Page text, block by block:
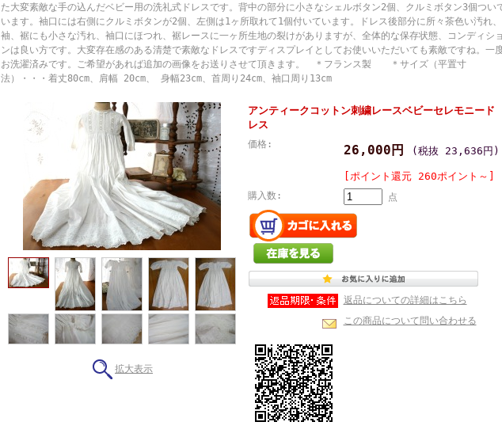
た大変素敵な手の込んだベビー用の洗礼式ドレスです。背中の部分に小さなシェルボタン2個、クルミボタン3個つい
います。袖口には右側にクルミボタンが2個、左側は1ヶ所取れて1個付いています。ドレス後部分に所々茶色い汚れ、
袖、裾にも小さな汚れ、袖口にほつれ、裾レースに一ヶ所生地の裂けがありますが、全体的な保存状態、コンディショ
ンは良い方です。大変存在感のある清楚で素敵なドレスですディスプレイとしてお使いいただいても素敵ですね。一
お洗濯済みです。ご希望があれば追加の画像をお送りさせて頂きます。 ＊フランス製 ＊サイズ（平置寸
法）・・・着丈80cm、肩幅 20cm、 身幅23cm、首周り24cm、袖口周り13cm
拡大表示
アンティークコットン刺繍レースベビーセレモニード
レス
価格: 26,000円 (税抜 23,636円)
[ポイント還元 260ポイント～]
購入数: 点
返品についての詳細はこちら
この商品について問い合わせる